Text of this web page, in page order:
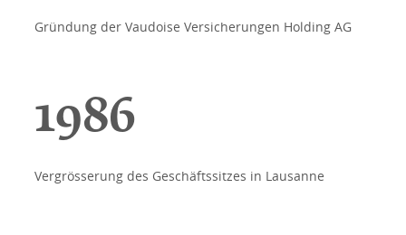
Gründung der Vaudoise Versicherungen Holding AG
1986
Vergrösserung des Geschäftssitzes in Lausanne